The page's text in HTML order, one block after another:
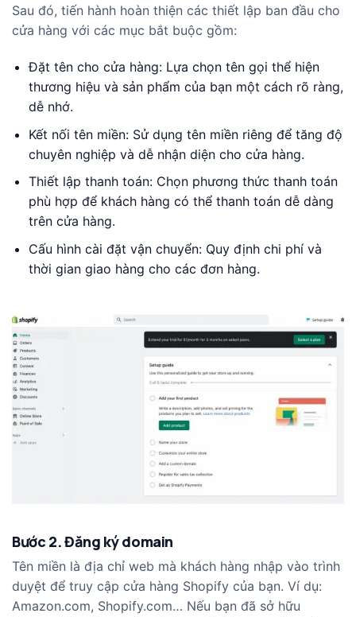
Sau đó, tiến hành hoàn thiện các thiết lập ban đầu cho
cửa hàng với các mục bắt buộc gồm:
Đặt tên cho cửa hàng: Lựa chọn tên gọi thể hiện
thương hiệu và sản phẩm của bạn một cách rõ ràng,
dễ nhớ.
Kết nối tên miền: Sử dụng tên miền riêng để tăng độ
chuyên nghiệp và dễ nhận diện cho cửa hàng.
Thiết lập thanh toán: Chọn phương thức thanh toán
phù hợp để khách hàng có thể thanh toán dễ dàng
trên cửa hàng.
Cấu hình cài đặt vận chuyển: Quy định chi phí và
thời gian giao hàng cho các đơn hàng.
Bước 2. Đăng ký domain
Tên miền là địa chỉ web mà khách hàng nhập vào trình
duyệt để truy cập cửa hàng Shopify của bạn. Ví dụ:
Amazon.com, Shopify.com… Nếu bạn đã sở hữu